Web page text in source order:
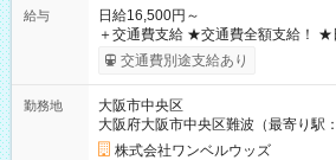
給与
日給16,500円～
＋交通費支給 ★交通費全額支給！ ★日払いOK！（規定あり） ┗
働いたその日に現金GET♪ お仕事後
交通費別途支給あり
勤務地
大阪市中央区
大阪府大阪市中央区難波（最寄り駅
株式会社ワンベルウッズ